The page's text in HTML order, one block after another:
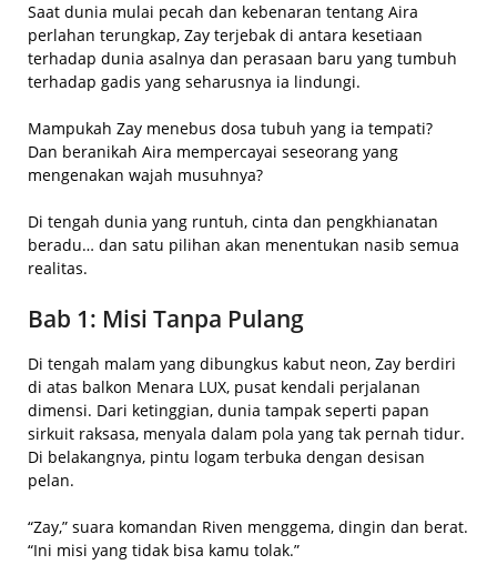
Saat dunia mulai pecah dan kebenaran tentang Aira
perlahan terungkap, Zay terjebak di antara kesetiaan
terhadap dunia asalnya dan perasaan baru yang tumbuh
terhadap gadis yang seharusnya ia lindungi.
Mampukah Zay menebus dosa tubuh yang ia tempati?
Dan beranikah Aira mempercayai seseorang yang
mengenakan wajah musuhnya?
Di tengah dunia yang runtuh, cinta dan pengkhianatan
beradu… dan satu pilihan akan menentukan nasib semua
realitas.
Bab 1: Misi Tanpa Pulang
Di tengah malam yang dibungkus kabut neon, Zay berdiri
di atas balkon Menara LUX, pusat kendali perjalanan
dimensi. Dari ketinggian, dunia tampak seperti papan
sirkuit raksasa, menyala dalam pola yang tak pernah tidur.
Di belakangnya, pintu logam terbuka dengan desisan
pelan.
“Zay,” suara komandan Riven menggema, dingin dan berat.
“Ini misi yang tidak bisa kamu tolak.”